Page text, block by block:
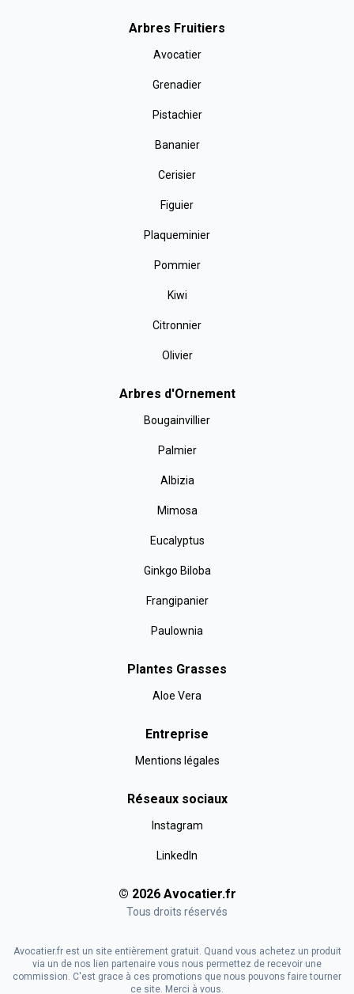
Arbres Fruitiers
Avocatier
Grenadier
Pistachier
Bananier
Cerisier
Figuier
Plaqueminier
Pommier
Kiwi
Citronnier
Olivier
Arbres d'Ornement
Bougainvillier
Palmier
Albizia
Mimosa
Eucalyptus
Ginkgo Biloba
Frangipanier
Paulownia
Plantes Grasses
Aloe Vera
Entreprise
Mentions légales
Réseaux sociaux
Instagram
LinkedIn
© 2026 Avocatier.fr
Tous droits réservés
Avocatier.fr est un site entièrement gratuit. Quand vous achetez un produit
via un de nos lien partenaire vous nous permettez de recevoir une
commission. C'est grace à ces promotions que nous pouvons faire tourner
ce site. Merci à vous.